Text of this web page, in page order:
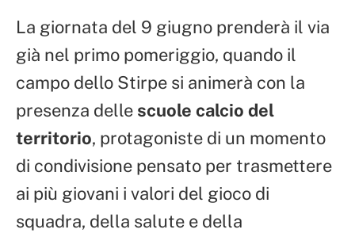
La giornata del 9 giugno prenderà il via
già nel primo pomeriggio, quando il
campo dello Stirpe si animerà con la
presenza delle scuole calcio del
territorio, protagoniste di un momento
di condivisione pensato per trasmettere
ai più giovani i valori del gioco di
squadra, della salute e della